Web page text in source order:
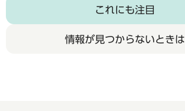
これにも注目
情報が見つからないときは